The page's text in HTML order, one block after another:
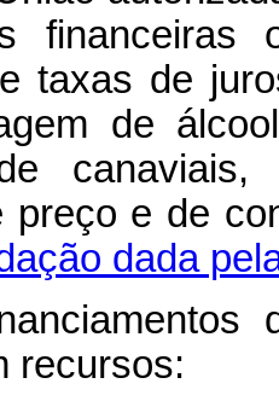
taxas de
de
de
preço e de
dada
recursos: